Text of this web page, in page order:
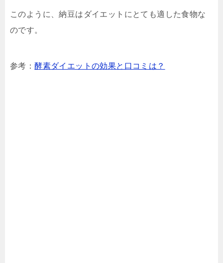
このように、納豆はダイエットにとても適した食物な
のです。
参考：酵素ダイエットの効果と口コミは？